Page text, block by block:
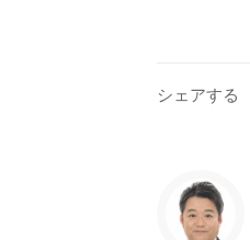
シェアする